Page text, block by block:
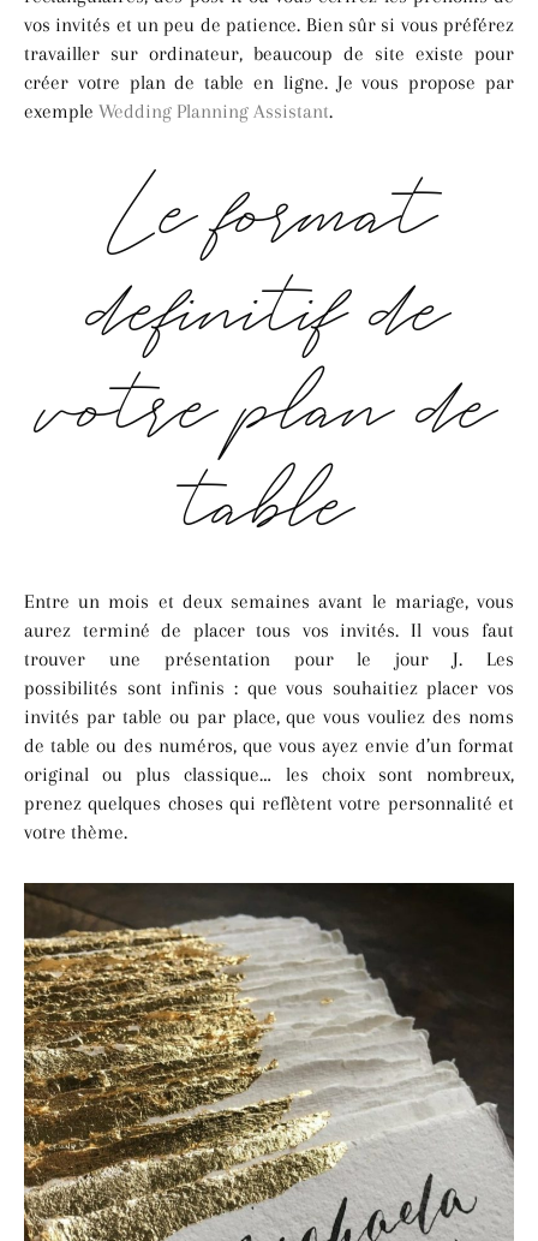
vos invités et un peu de patience. Bien sûr si vous préférez
travailler sur ordinateur, beaucoup de site existe pour
créer votre plan de table en ligne. Je vous propose par
exemple Wedding Planning Assistant.
Le format
définitif de
votre plan de
table
Entre un mois et deux semaines avant le mariage, vous
aurez terminé de placer tous vos invités. Il vous faut
trouver une présentation pour le jour J. Les
possibilités sont infinis : que vous souhaitiez placer vos
invités par table ou par place, que vous vouliez des noms
de table ou des numéros, que vous ayez envie d’un format
original ou plus classique… les choix sont nombreux,
prenez quelques choses qui reflètent votre personnalité et
votre thème.